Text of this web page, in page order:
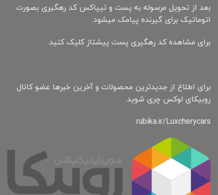
بعد از تحویل مرسوله به پست و تیپاکس کد رهگیری بصورت
اتوماتیک برای گیرنده پیامک میشود.
برای مشاهده کد رهگیری پست پیشتاز کلیک کنید.
برای اطلاع از جدیدترین محصولات و آخرین خبرها عضو کانال
روبیکای لوکس چری شوید.
rubika.ir/Luxcherycars